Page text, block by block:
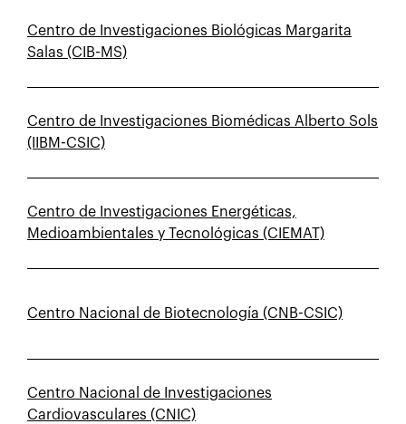
Centro de Investigaciones Biológicas Margarita
Salas (CIB-MS)
Centro de Investigaciones Biomédicas Alberto Sols
(IIBM-CSIC)
Centro de Investigaciones Energéticas,
Medioambientales y Tecnológicas (CIEMAT)
Centro Nacional de Biotecnología (CNB-CSIC)
Centro Nacional de Investigaciones
Cardiovasculares (CNIC)